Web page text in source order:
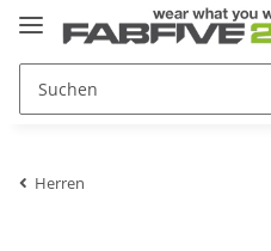
Herren